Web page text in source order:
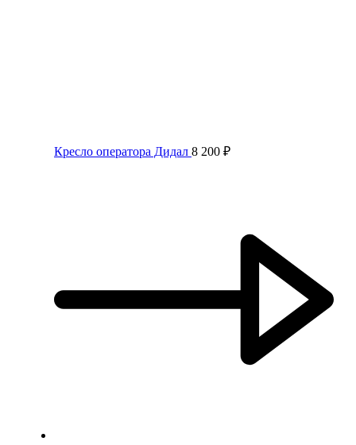
Кресло оператора Дидал 8 200 ₽